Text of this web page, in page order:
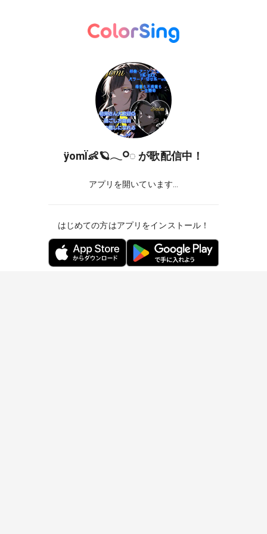
ÿomÏ👶🪐‪𓂃𓋪◌ が歌配信中！
アプリを開いています...
はじめての方はアプリをインストール！